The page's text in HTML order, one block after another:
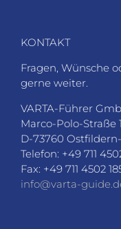
KONTAKT
Fragen, Wünsche
gerne weiter.
VARTA-Führer
Marco-Polo-Straße 1
D-73760
Telefon: +49 711
Fax: +49 711 4502
info@varta-